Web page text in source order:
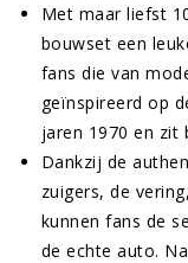
Met maar liefst
bouwset een
fans die van
geïnspireerd op
jaren 1970 en zit
Dankzij de
zuigers, de
kunnen fans de
de echte auto.